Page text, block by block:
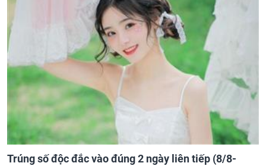
Trúng số độc đắc vào đúng 2 ngày liên tiếp (8/8-